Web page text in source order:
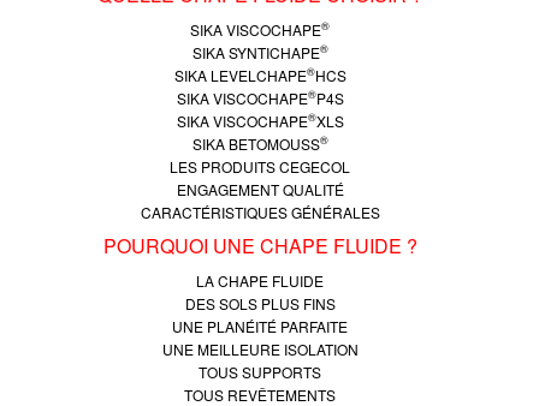
SIKA VISCOCHAPE®
SIKA SYNTICHAPE®
SIKA LEVELCHAPE®HCS
SIKA VISCOCHAPE®P4S
SIKA VISCOCHAPE®XLS
SIKA BETOMOUSS®
LES PRODUITS CEGECOL
ENGAGEMENT QUALITÉ
CARACTÉRISTIQUES GÉNÉRALES
POURQUOI UNE CHAPE FLUIDE ?
LA CHAPE FLUIDE
DES SOLS PLUS FINS
UNE PLANÉITÉ PARFAITE
UNE MEILLEURE ISOLATION
TOUS SUPPORTS
TOUS REVÊTEMENTS